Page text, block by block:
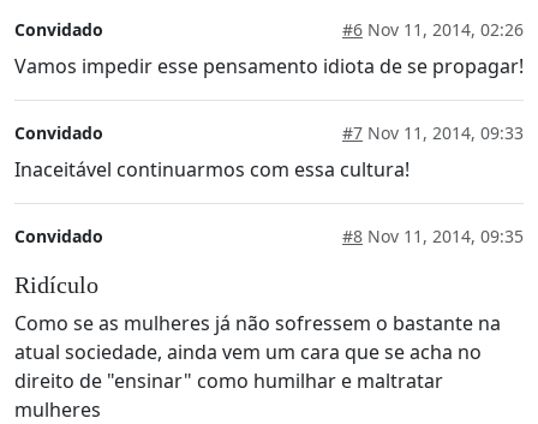
Convidado #6 Nov 11, 2014, 02:26
Vamos impedir esse pensamento idiota de se propagar!
Convidado #7 Nov 11, 2014, 09:33
Inaceitável continuarmos com essa cultura!
Convidado #8 Nov 11, 2014, 09:35
Ridículo
Como se as mulheres já não sofressem o bastante na
atual sociedade, ainda vem um cara que se acha no
direito de "ensinar" como humilhar e maltratar
mulheres